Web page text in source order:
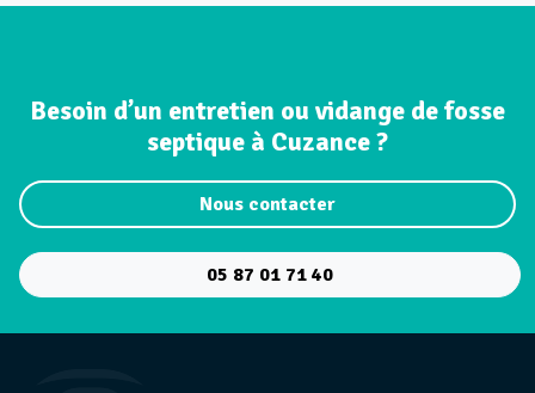
Besoin d’un entretien ou vidange de fosse
septique à Cuzance ?
Nous contacter
05 87 01 71 40